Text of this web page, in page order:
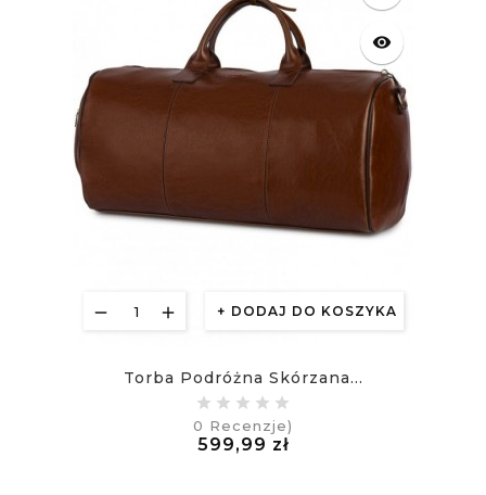
DODAJ DO KOSZYKA
visibility
Torba Podróżna Skórzana...
0 Recenzje)
599,99 złCena